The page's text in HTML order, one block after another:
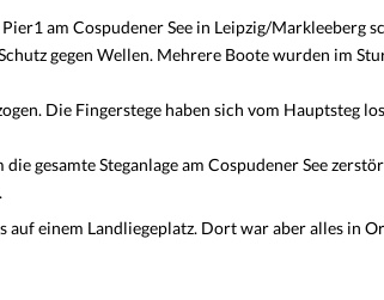
am Cospudener See in Leipzig/Markleeberg
gegen Wellen. Mehrere Boote wurden im
Die Fingerstege haben sich vom Hauptsteg
gesamte Steganlage am Cospudener See
einem Landliegeplatz. Dort war aber alles in